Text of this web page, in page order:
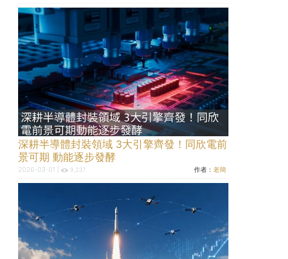
深耕半導體封裝領域 3大引擎齊發！同欣電前
景可期 動能逐步發酵
2026-03-01 | 9,237 作者：老簡